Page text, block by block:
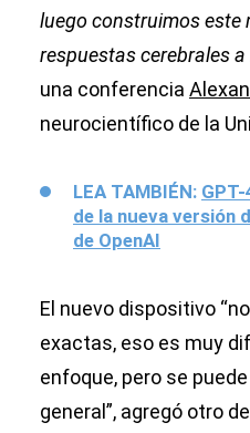
luego construimos este
respuestas cerebrales
una conferencia
neurocientífico de la
LEA TAMBIÉN:
de la nueva versión
de OpenAI
El nuevo dispositivo
exactas, eso es muy
enfoque, pero se
general”, agregó otro